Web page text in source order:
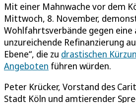
Mit einer Mahnwache vor dem
Mittwoch, 8. November,
Wohlfahrtsverbände gegen eine
unzureichende Refinanzierung
Ebene“, die zu drastischen
Angeboten führen würden.
Peter Krücker, Vorstand des
Stadt Köln und amtierender